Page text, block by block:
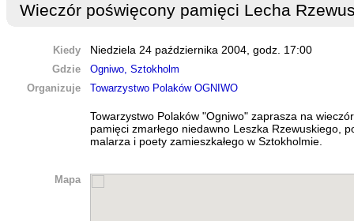
Wieczór poświęcony pamięci Lecha
Kiedy
Niedziela 24 października 2004, godz. 17:00
Gdzie
Ogniwo, Sztokholm
Organizuje
Towarzystwo Polaków OGNIWO
Towarzystwo Polaków "Ogniwo" zaprasza na
pamięci zmarłego niedawno Leszka Rzewuskiego,
malarza i poety zamieszkałego w Sztokholmie.
Mapa